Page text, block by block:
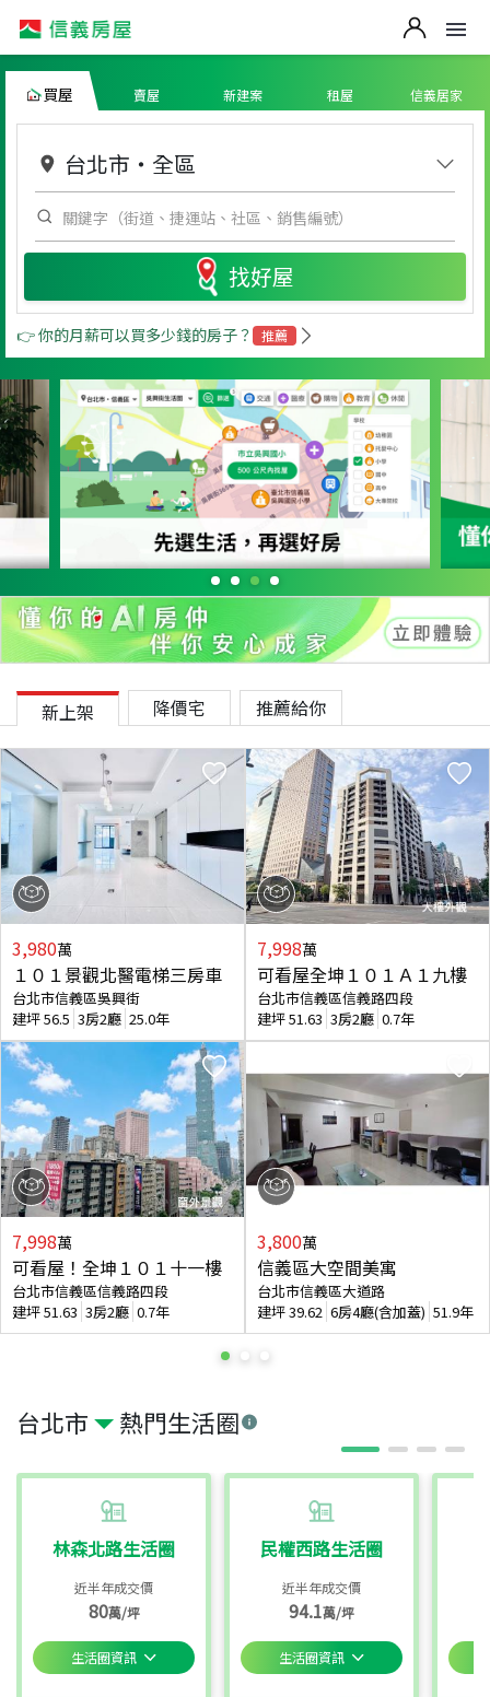
買屋 賣屋 新建案 租屋 信義居家
台北市 ・ 全區
找好屋
👉 你的月薪可以買多少錢的房子？ 推薦
台北市 熱門生活圈
林森北路生活圈
近半年成交價
80萬/坪
生活圈資訊
民權西路生活圈
近半年成交價
94.1萬/坪
生活圈資訊
新上架 降價宅 推薦給你
3,980萬
１０１景觀北醫電梯三房車
台北市信義區吳興街
建坪56.5 3房2廳 25.0年
7,998萬
可看屋！全坤１０１十一樓
台北市信義區信義路四段
建坪51.63 3房2廳 0.7年
7,998萬
可看屋全坤１０１Ａ１九樓
台北市信義區信義路四段
建坪51.63 3房2廳 0.7年
3,800萬
信義區大空間美寓
台北市信義區大道路
建坪39.62 6房4廳(含加蓋) 51.9年